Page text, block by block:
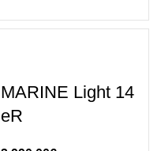
MARINE Light 14
eR